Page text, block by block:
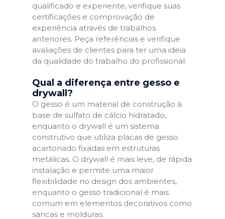
qualificado e experiente, verifique suas
certificações e comprovação de
experiência através de trabalhos
anteriores. Peça referências e verifique
avaliações de clientes para ter uma ideia
da qualidade do trabalho do profissional.
Qual a diferença entre gesso e
drywall?
O gesso é um material de construção à
base de sulfato de cálcio hidratado,
enquanto o drywall é um sistema
construtivo que utiliza placas de gesso
acartonado fixadas em estruturas
metálicas. O drywall é mais leve, de rápida
instalação e permite uma maior
flexibilidade no design dos ambientes,
enquanto o gesso tradicional é mais
comum em elementos decorativos como
sancas e molduras.